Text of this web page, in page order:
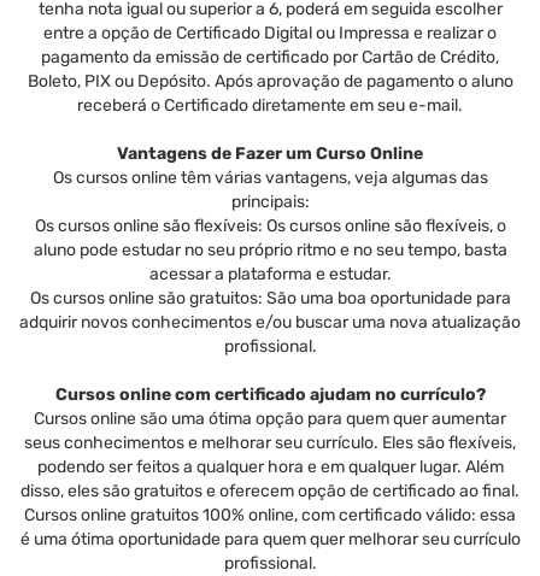
tenha nota igual ou superior a 6, poderá em seguida escolher
entre a opção de Certificado Digital ou Impressa e realizar o
pagamento da emissão de certificado por Cartão de Crédito,
Boleto, PIX ou Depósito. Após aprovação de pagamento o aluno
receberá o Certificado diretamente em seu e-mail.
Vantagens de Fazer um Curso Online
Os cursos online têm várias vantagens, veja algumas das
principais:
Os cursos online são flexíveis: Os cursos online são flexíveis, o
aluno pode estudar no seu próprio ritmo e no seu tempo, basta
acessar a plataforma e estudar.
Os cursos online são gratuitos: São uma boa oportunidade para
adquirir novos conhecimentos e/ou buscar uma nova atualização
profissional.
Cursos online com certificado ajudam no currículo?
Cursos online são uma ótima opção para quem quer aumentar
seus conhecimentos e melhorar seu currículo. Eles são flexíveis,
podendo ser feitos a qualquer hora e em qualquer lugar. Além
disso, eles são gratuitos e oferecem opção de certificado ao final.
Cursos online gratuitos 100% online, com certificado válido: essa
é uma ótima oportunidade para quem quer melhorar seu currículo
profissional.